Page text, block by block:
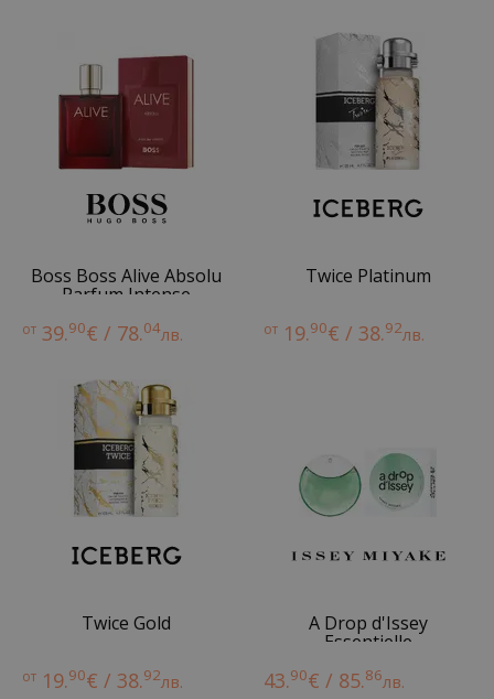
Boss Boss Alive Absolu
Parfum Intense
от 39.90€ / 78.04лв.
Twice Platinum
от 19.90€ / 38.92лв.
Twice Gold
от 19.90€ / 38.92лв.
A Drop d'Issey
Essentielle
43.90€ / 85.86лв.